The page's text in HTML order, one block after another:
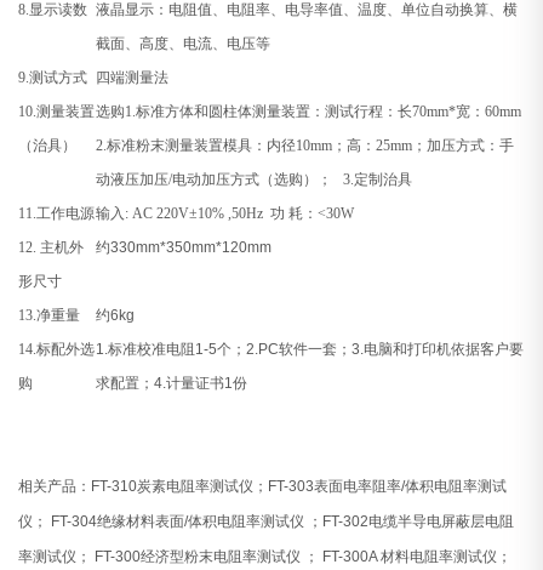
8.显示读数 液晶显示： 电阻值、电阻率、电导率值、温度、单位自动换算、横
截面、高度、电流、电压等
9.测试方式
四端测量法
10.测量装置
（治具）
选购1.标准方体和圆柱体测量装置：测试行程：长70mm*宽：60mm
2.标准粉末测量装置模具：内径10mm；高：25mm；加压方式：手
动液压加压/电动加压方式（选购）； 3.定制治具
11.工作电源输入 : AC 220V±10% ,50Hz功 耗：<30W
12. 主机外
形尺寸
约330mm*350mm*120mm
13.净重量 约6kg
14.标配外选
购
1.标准校准电阻 1-5个；2.PC软件一套；3.电脑和打印机依据客户要
求配置；4.计量证书1份
相关产品： FT-310炭素电阻率测试仪； FT-303表面电率阻率/体积电阻率测试
仪； FT-304绝缘材料表面/体积电阻率测试仪 ； FT-302电缆半导电屏蔽层电阻
率测试仪； FT-300经济型粉末电阻率测试仪 ； FT-300A材料电阻率测试仪；